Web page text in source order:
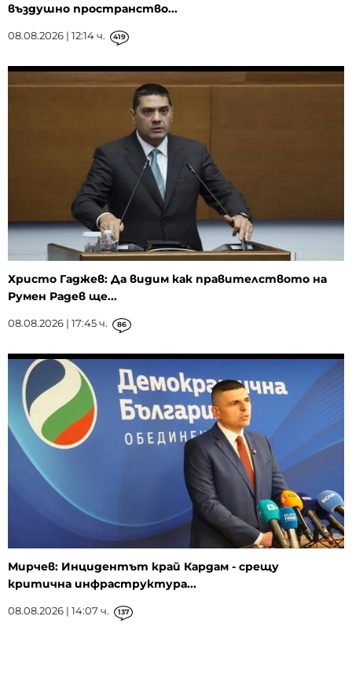
въздушно пространство...
08.08.2026 | 12:14 ч. 419
Христо Гаджев: Да видим как правителството на
Румен Радев ще...
08.08.2026 | 17:45 ч. 86
Мирчев: Инцидентът край Кардам - срещу
критична инфраструктура...
08.08.2026 | 14:07 ч. 137